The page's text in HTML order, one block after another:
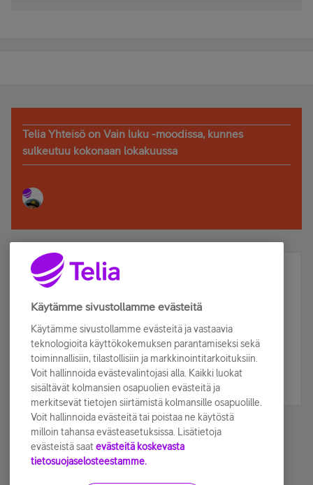
Telia Yhteisö on Vain luku -moodissa, kunnes
sulkeutuu kokonaan lokakuussa
Älä jää paitsi – osallistu ja voita!
Tilaa Telian uutiskirje ja olet mukana arvonnassa.
sähköpostiisi.
Tilaa nyt
Käytämme sivustollamme evästeitä
Käytämme sivustollamme evästeitä ja vastaavia
teknologioita käyttökokemuksen parantamiseksi sekä
toiminnallisiin, tilastollisiin ja markkinointitarkoituksiin.
Voit hallinnoida evästevalintojasi alla. Kaikki luokat
sisältävät kolmansien osapuolien evästeitä ja
merkitsevät tietojen siirtämistä kolmansille osapuolille.
Voit hallinnoida evästeitä tai poistaa ne käytöstä
milloin tahansa evästeasetuksissa. Lisätietoja
evästeistä saat evästeitä koskevasta
tietosuojaselosteestamme.